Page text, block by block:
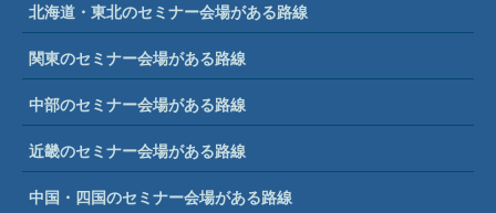
北海道・東北のセミナー会場がある路線
関東のセミナー会場がある路線
中部のセミナー会場がある路線
近畿のセミナー会場がある路線
中国・四国のセミナー会場がある路線